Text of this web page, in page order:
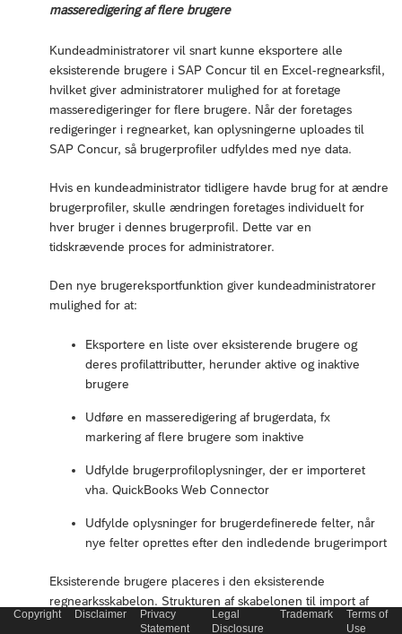
masseredigering af flere brugere
Kundeadministratorer vil snart kunne eksportere alle
eksisterende brugere i SAP Concur til en Excel-regnearksfil,
hvilket giver administratorer mulighed for at foretage
masseredigeringer for flere brugere. Når der foretages
redigeringer i regnearket, kan oplysningerne uploades til
SAP Concur, så brugerprofiler udfyldes med nye data.
Hvis en kundeadministrator tidligere havde brug for at ændre
brugerprofiler, skulle ændringen foretages individuelt for
hver bruger i dennes brugerprofil. Dette var en
tidskrævende proces for administratorer.
Den nye brugereksportfunktion giver kundeadministratorer
mulighed for at:
Eksportere en liste over eksisterende brugere og
deres profilattributter, herunder aktive og inaktive
brugere
Udføre en masseredigering af brugerdata, fx
markering af flere brugere som inaktive
Udfylde brugerprofiloplysninger, der er importeret
vha. QuickBooks Web Connector
Udfylde oplysninger for brugerdefinerede felter, når
nye felter oprettes efter den indledende brugerimport
Eksisterende brugere placeres i den eksisterende
regnearksskabelon. Strukturen af skabelonen til import af
medarbejderregnearket forbliver den samme, bortset fra at
Copyright Disclaimer
Privacy
Statement
Legal
Disclosure
Trademark
Terms of
Use